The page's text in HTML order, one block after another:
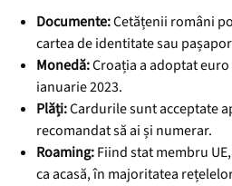
Documente:Cetățenii români
cartea de identitate sau
Monedă:Croația a adoptat euro
ianuarie 2023.
Plăți:Cardurile sunt acceptate
recomandat să ai și numerar.
Roaming:Fiind stat membru
ca acasă, în majoritatea